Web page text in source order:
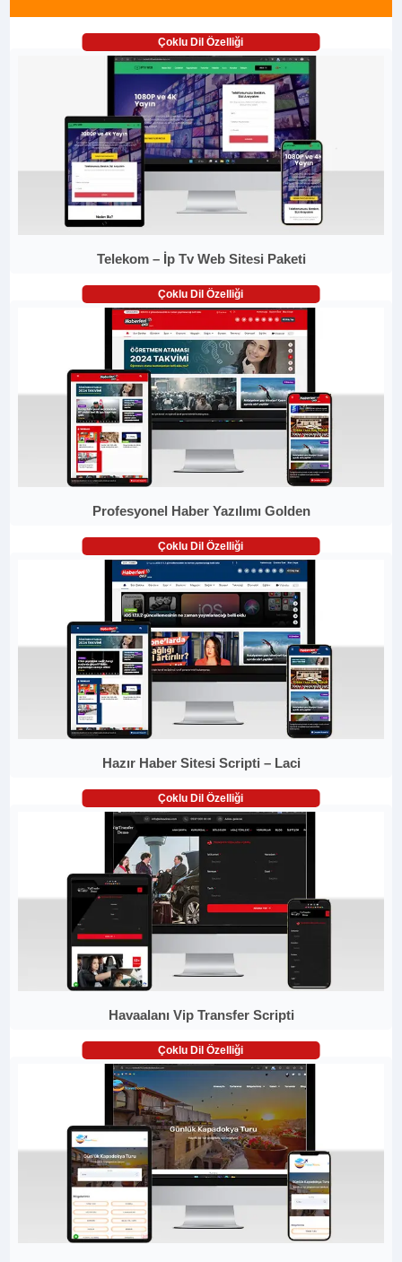
Çoklu Dil Özelliği
Telekom – İp Tv Web Sitesi Paketi
Çoklu Dil Özelliği
Profesyonel Haber Yazılımı Golden
Çoklu Dil Özelliği
Hazır Haber Sitesi Scripti – Laci
Çoklu Dil Özelliği
Havaalanı Vip Transfer Scripti
Çoklu Dil Özelliği